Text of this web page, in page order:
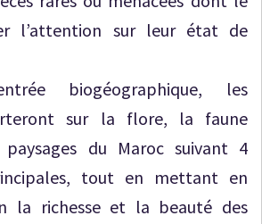
l’attention sur leur état de
biogéographique, les
sur la flore, la faune
du Maroc suivant 4
tout en mettant en
la richesse et la beauté des